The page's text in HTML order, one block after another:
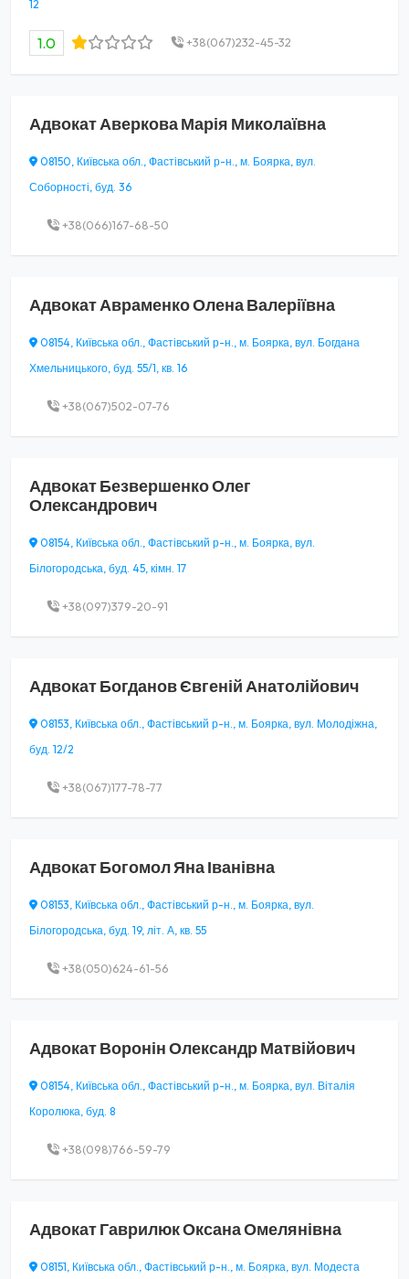
12
1.0 +38(067)232-45-32
АдвокатАверкова Марія Миколаївна
08150, Київська обл., Фастівський р-н., м. Боярка, вул.
Соборності, буд. 36
+38(066)167-68-50
АдвокатАвраменко Олена Валеріївна
08154, Київська обл., Фастівський р-н., м. Боярка, вул. Богдана
Хмельницького, буд. 55/1, кв. 16
+38(067)502-07-76
АдвокатБезвершенко Олег
Олександрович
08154, Київська обл., Фастівський р-н., м. Боярка, вул.
Білогородська, буд. 45, кімн. 17
+38(097)379-20-91
АдвокатБогданов Євгеній Анатолійович
08153, Київська обл., Фастівський р-н., м. Боярка, вул. Молодіжна,
буд. 12/2
+38(067)177-78-77
АдвокатБогомол Яна Іванівна
08153, Київська обл., Фастівський р-н., м. Боярка, вул.
Білогородська, буд. 19, літ. А, кв. 55
+38(050)624-61-56
АдвокатВоронін Олександр Матвійович
08154, Київська обл., Фастівський р-н., м. Боярка, вул. Віталія
Королюка, буд. 8
+38(098)766-59-79
АдвокатГаврилюк Оксана Омелянівна
08151, Київська обл., Фастівський р-н., м. Боярка, вул. Модеста